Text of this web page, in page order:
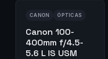
CANON ÓPTICAS
Canon 100-
400mm f/4.5-
5.6 L IS USM